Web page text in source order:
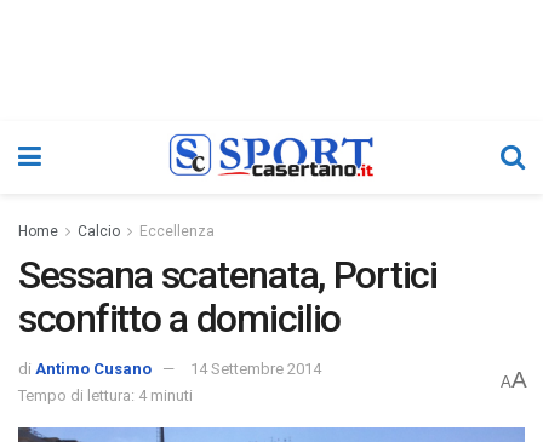
Home Calcio Eccellenza
Sessana scatenata, Portici
sconfitto a domicilio
di Antimo Cusano
14 Settembre 2014
Tempo di lettura: 4 minuti
AA